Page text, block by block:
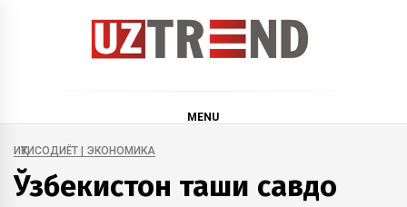
MENU
ИҚТИСОДИЁТ | ЭКОНОМИКА
Ўзбекистон ташқи савдо